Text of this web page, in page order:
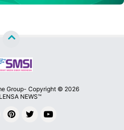
Group- Copyright © 2026
NEWS™
By
Raushan